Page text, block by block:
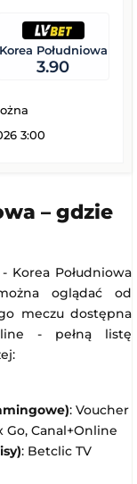
Korea Południowa
3.90
3:00
– gdzie
Korea Południowa
oglądać od
meczu dostępna
- pełną listę
: Voucher
Canal+Online
: Betclic TV